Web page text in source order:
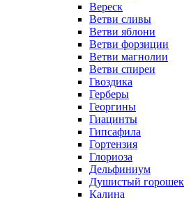
Вереск
Ветви сливы
Ветви яблони
Ветви форзиции
Ветви магнолии
Ветви спиреи
Гвоздика
Герберы
Георгины
Гиацинты
Гипсафила
Гортензия
Глориоза
Дельфиниум
Душистый горошек
Калина